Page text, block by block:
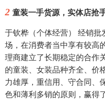
2 童装一手货源，实体店抢
于钦桦（个体经营） 经销
场，在消费者当中享有较高
理商建立了长期稳定的合作
的童装、女装品种齐全、价
力雄厚，重信用、守合同、
色和薄利多销的原则，赢得